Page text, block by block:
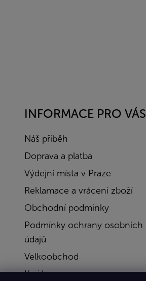
INFORMACE PRO VÁS
Náš příběh
Doprava a platba
Výdejní místa v Praze
Reklamace a vrácení zboží
Obchodní podmínky
Podmínky ochrany osobních
údajů
Velkoobchod
Kariéra